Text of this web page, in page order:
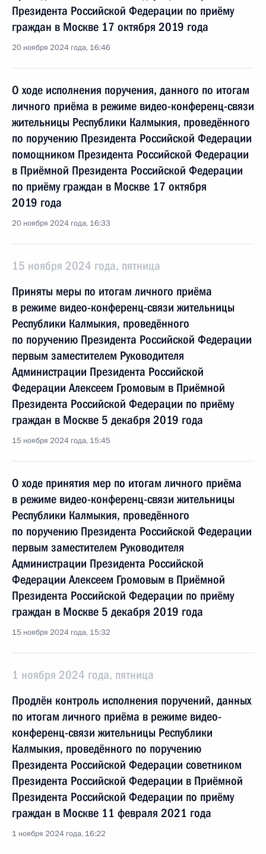
Президента Российской Федерации по приёму
граждан в Москве 17 октября 2019 года
20 ноября 2024 года, 16:46
О ходе исполнения поручения, данного по итогам
личного приёма в режиме видео-конференц-связи
жительницы Республики Калмыкия, проведённого
по поручению Президента Российской Федерации
помощником Президента Российской Федерации
в Приёмной Президента Российской Федерации
по приёму граждан в Москве 17 октября
2019 года
20 ноября 2024 года, 16:33
15 ноября 2024 года, пятница
Приняты меры по итогам личного приёма
в режиме видео-конференц-связи жительницы
Республики Калмыкия, проведённого
по поручению Президента Российской Федерации
первым заместителем Руководителя
Администрации Президента Российской
Федерации Алексеем Громовым в Приёмной
Президента Российской Федерации по приёму
граждан в Москве 5 декабря 2019 года
15 ноября 2024 года, 15:45
О ходе принятия мер по итогам личного приёма
в режиме видео-конференц-связи жительницы
Республики Калмыкия, проведённого
по поручению Президента Российской Федерации
первым заместителем Руководителя
Администрации Президента Российской
Федерации Алексеем Громовым в Приёмной
Президента Российской Федерации по приёму
граждан в Москве 5 декабря 2019 года
15 ноября 2024 года, 15:32
1 ноября 2024 года, пятница
Продлён контроль исполнения поручений, данных
по итогам личного приёма в режиме видео-
конференц-связи жительницы Республики
Калмыкия, проведённого по поручению
Президента Российской Федерации советником
Президента Российской Федерации в Приёмной
Президента Российской Федерации по приёму
граждан в Москве 11 февраля 2021 года
1 ноября 2024 года, 16:22